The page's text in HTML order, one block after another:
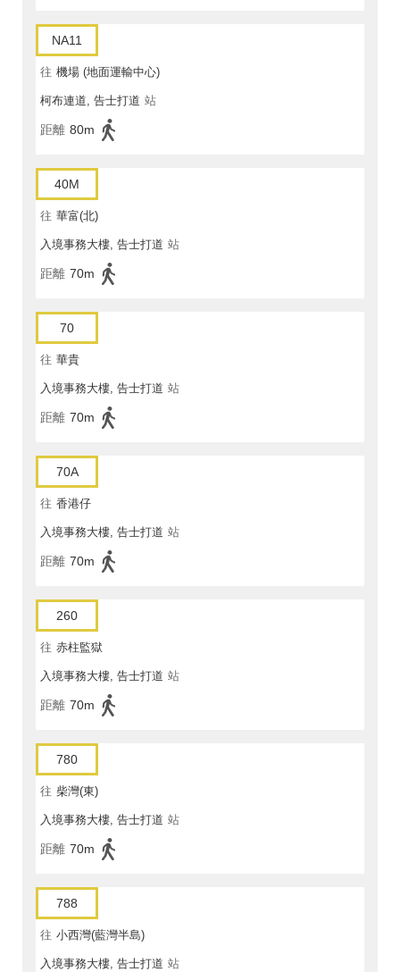
NA11
往 機場 (地面運輸中心)
柯布連道, 告士打道 站
距離 80m
40M
往 華富(北)
入境事務大樓, 告士打道 站
距離 70m
70
往 華貴
入境事務大樓, 告士打道 站
距離 70m
70A
往 香港仔
入境事務大樓, 告士打道 站
距離 70m
260
往 赤柱監獄
入境事務大樓, 告士打道 站
距離 70m
780
往 柴灣(東)
入境事務大樓, 告士打道 站
距離 70m
788
往 小西灣(藍灣半島)
入境事務大樓, 告士打道 站